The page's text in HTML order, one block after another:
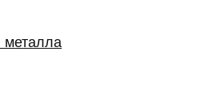
металла